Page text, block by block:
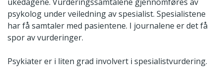
psykolog under veiledning av spesialist. Spesialistene
har få samtaler med pasientene. I journalene er det få
spor av vurderinger.
Psykiater er i liten grad involvert i spesialistvurdering.